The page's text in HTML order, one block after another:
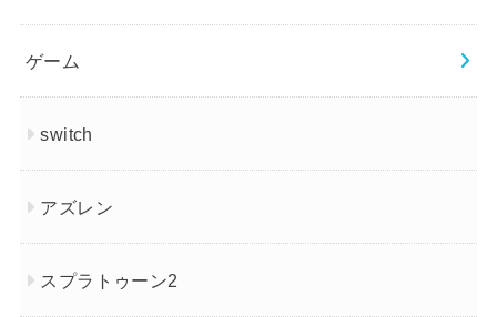
ゲーム
switch
アズレン
スプラトゥーン2